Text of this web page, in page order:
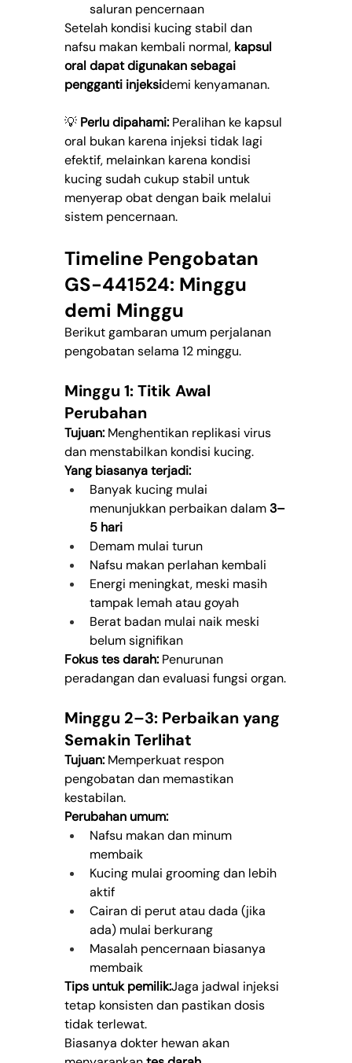
saluran pencernaan
Setelah kondisi kucing stabil dan
nafsu makan kembali normal, kapsul
oral dapat digunakan sebagai
pengganti injeksidemi kenyamanan.
💡 Perlu dipahami: Peralihan ke kapsul
oral bukan karena injeksi tidak lagi
efektif, melainkan karena kondisi
kucing sudah cukup stabil untuk
menyerap obat dengan baik melalui
sistem pencernaan.
Timeline Pengobatan
GS-441524: Minggu
demi Minggu
Berikut gambaran umum perjalanan
pengobatan selama 12 minggu.
Minggu 1: Titik Awal
Perubahan
Tujuan: Menghentikan replikasi virus
dan menstabilkan kondisi kucing.
Yang biasanya terjadi:
Banyak kucing mulai
menunjukkan perbaikan dalam 3–
5 hari
Demam mulai turun
Nafsu makan perlahan kembali
Energi meningkat, meski masih
tampak lemah atau goyah
Berat badan mulai naik meski
belum signifikan
Fokus tes darah: Penurunan
peradangan dan evaluasi fungsi organ.
Minggu 2–3: Perbaikan yang
Semakin Terlihat
Tujuan: Memperkuat respon
pengobatan dan memastikan
kestabilan.
Perubahan umum:
Nafsu makan dan minum
membaik
Kucing mulai grooming dan lebih
aktif
Cairan di perut atau dada (jika
ada) mulai berkurang
Masalah pencernaan biasanya
membaik
Tips untuk pemilik:Jaga jadwal injeksi
tetap konsisten dan pastikan dosis
tidak terlewat.
Biasanya dokter hewan akan